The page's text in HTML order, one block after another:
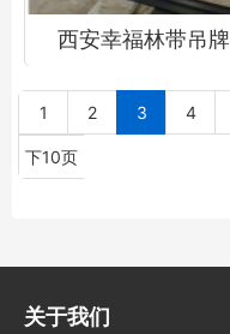
西安幸福林带吊牌
1 2 3 4
下10页
关于我们